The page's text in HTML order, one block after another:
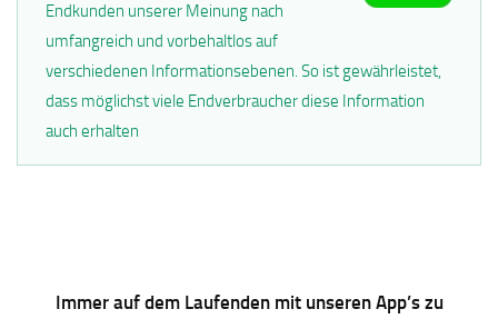
Endkunden unserer Meinung nach
umfangreich und vorbehaltlos auf
verschiedenen Informationsebenen. So ist gewährleistet,
dass möglichst viele Endverbraucher diese Information
auch erhalten
Immer auf dem Laufenden mit unseren App’s zu